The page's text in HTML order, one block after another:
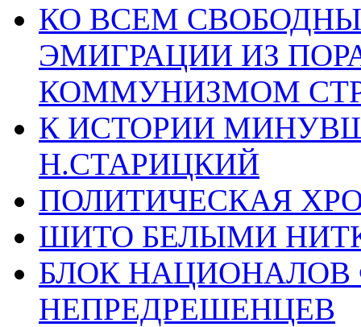
КО ВСЕМ
ЭМИГРАЦИИ ИЗ
КОММУНИЗМОМ
К ИСТОРИИ
Н.СТАРИЦКИЙ
ПОЛИТИЧЕСКАЯ
ШИТО БЕЛЫМИ
БЛОК НАЦИОНАЛОВ
НЕПРЕДРЕШЕНЦЕВ